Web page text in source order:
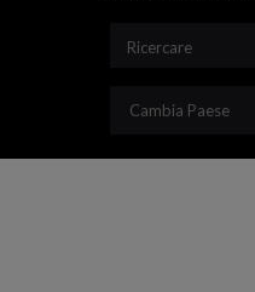
Cambia Paese